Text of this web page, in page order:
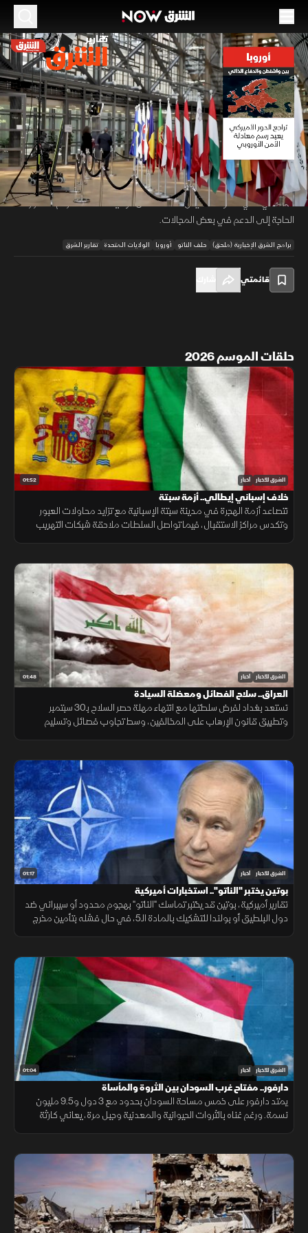
00:12/01:30
الموسم 2026
تقليص الوجود الأميركي.. كيف تستعد أوروبا؟
25 يونيو 2026 01:29 أخبار
تقارير الشرق
تسعى أوروبا إلى الاستعداد لمرحلة دفاعية جديدة مع تزايد الحديث عن تقليص
الوجود العسكري الأميركي، وسط مطالب فرنسية بأن يتم أي انسحاب تدريجياً
وبالتنسيق مع الحلفاء، بينما يواصل حلف الناتو تعزيز قدراته ورفع الإنفاق
الدفاعي، في محاولة لتقليص الاعتماد على الولايات المتحدة، رغم استمرار
الحاجة إلى الدعم في بعض المجالات.
برامج الشرق الإخبارية (ملحق) حلف الناتو أوروبا الولايات المتحدة تقارير الشرق
قائمتي
حلقات الموسم 2026
01:52 الشرق للأخبار أخبار
خلاف إسباني إيطالي.. أزمة سبتة
تتصاعد أزمة الهجرة في مدينة سبتة الإسبانية مع تزايد محاولات العبور
وتكدس مراكز الاستقبال، فيما تواصل السلطات ملاحقة شبكات التهريب
01:48 الشرق للأخبار أخبار
العراق.. سلاح الفصائل ومعضلة السيادة
تستعد بغداد لفرض سلطتها مع انتهاء مهلة حصر السلاح بـ30 سبتمبر
وتطبيق قانون الإرهاب على المخالفين، وسط تجاوب فصائل وتسليم
01:17 الشرق للأخبار أخبار
بوتين يختبر "الناتو".. استخبارات أميركية
تقارير أميركية، بوتين قد يختبر تماسك "الناتو" بهجوم محدود أو سيبراني ضد
دول البلطيق أو بولندا للتشكيك بالمادة الـ5، في حال فشله بتأمين مخرج
01:04 الشرق للأخبار أخبار
دارفور.. مفتاح غرب السودان بين الثروة والمأساة
يمتد دارفور على خمس مساحة السودان بحدود مع 3 دول و9.5 مليون
نسمة. ورغم غناه بالثروات الحيوانية والمعدنية وجبل مرة، يعاني كارثة